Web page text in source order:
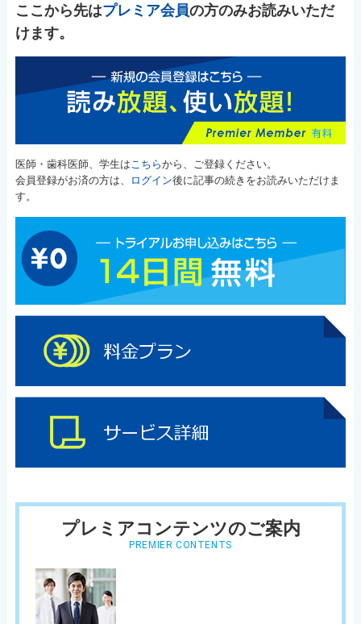
ここから先はプレミア会員の方のみお読みいただ
けます。
医師・歯科医師、学生は こちらから、ご登録ください。
会員登録がお済の方は、
ログイン後に記事の続きをお読みいただけま
す。
プレミアコンテンツのご案内
PREMIER CONTENTS